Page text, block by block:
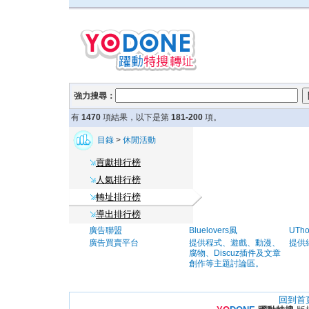
強力搜尋：
有 1470 項結果，以下是第 181-200 項。
目錄 > 休閒活動
貢獻排行榜
人氣排行榜
轉址排行榜
導出排行榜
廣告聯盟
廣告買賣平台
Bluelovers風
提供程式、遊戲、動漫、
腐物、Discuz插件及文章
創作等主題討論區。
提供
回到首